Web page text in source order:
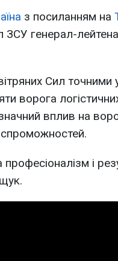
з посиланням на
ЗСУ генерал-
Сил точними
ворога
вплив на
спроможностей.
і